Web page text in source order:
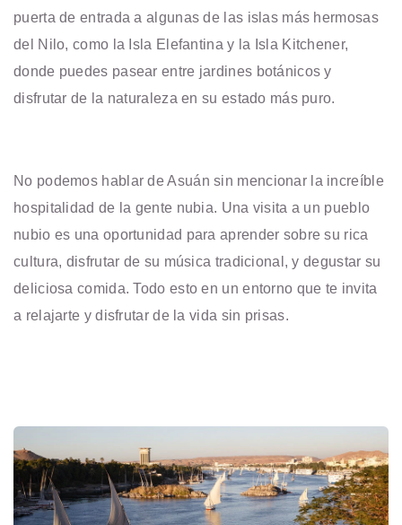
puerta de entrada a algunas de las islas más hermosas
del Nilo, como la Isla Elefantina y la Isla Kitchener,
donde puedes pasear entre jardines botánicos y
disfrutar de la naturaleza en su estado más puro.
No podemos hablar de Asuán sin mencionar la increíble
hospitalidad de la gente nubia. Una visita a un pueblo
nubio es una oportunidad para aprender sobre su rica
cultura, disfrutar de su música tradicional, y degustar su
deliciosa comida. Todo esto en un entorno que te invita
a relajarte y disfrutar de la vida sin prisas.